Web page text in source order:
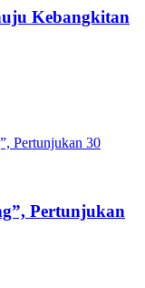
Kebangkitan
Pertunjukan